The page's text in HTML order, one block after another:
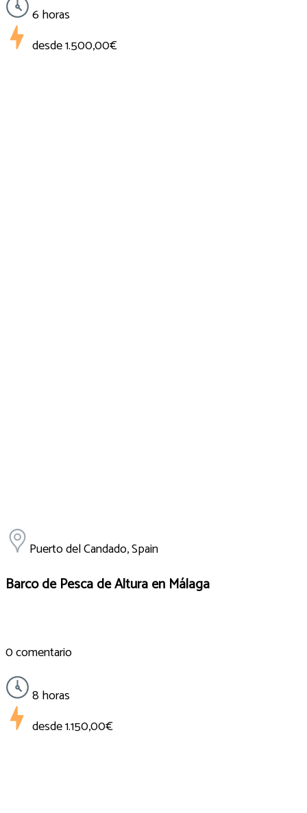
6 horas
desde1.500,00€
Puerto del Candado, Spain
Barco de Pesca de Altura en Málaga
0 comentario
8 horas
desde1.150,00€